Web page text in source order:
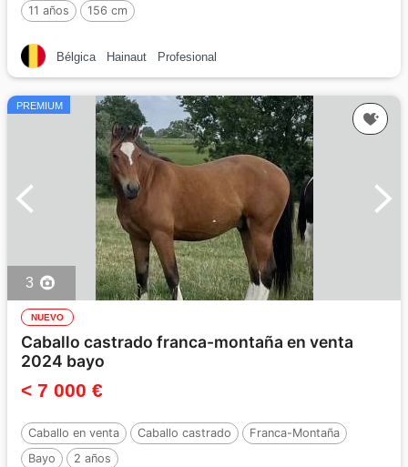
11 años
156 cm
Bélgica Hainaut Profesional
PREMIUM
3
NUEVO
Caballo castrado franca-montaña en venta
2024 bayo
< 7 000 €
Caballo en venta Caballo castrado
Franca-Montaña
Bayo
2 años